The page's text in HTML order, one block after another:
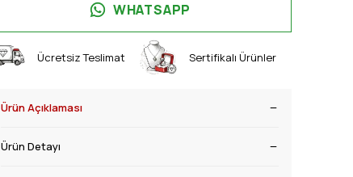
WHATSAPP
Ücretsiz Teslimat Sertifikalı Ürünler
Ürün Açıklaması
Ürün Detayı